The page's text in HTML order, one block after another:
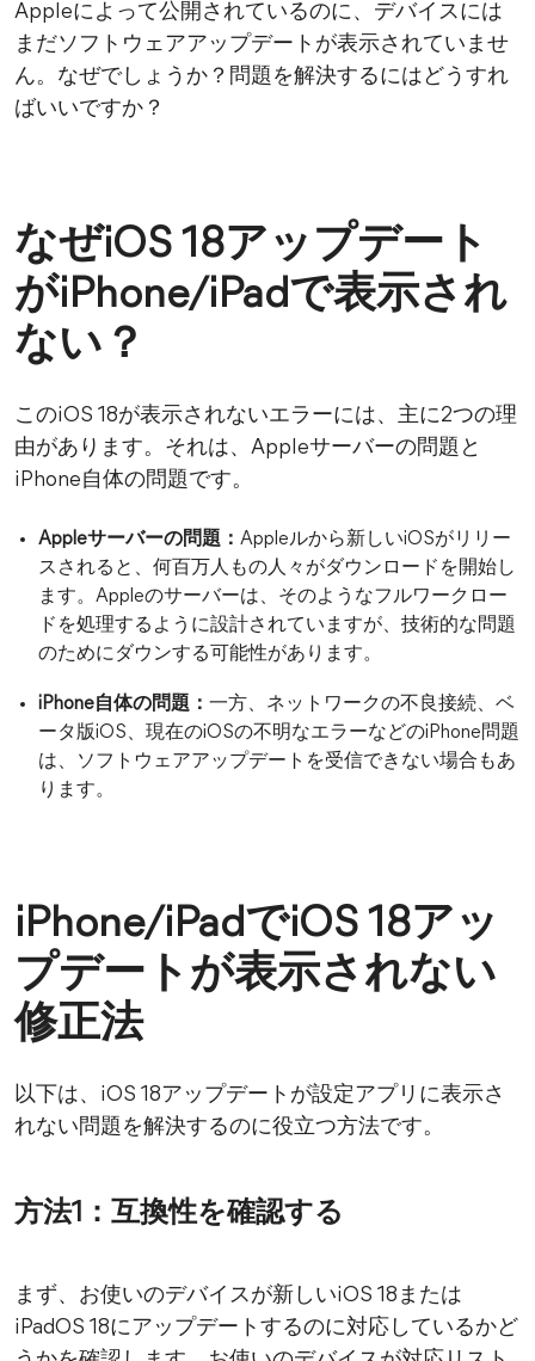
Appleによって公開されているのに、デバイスには
まだソフトウェアアップデートが表示されていませ
ん。なぜでしょうか？問題を解決するにはどうすれ
ばいいですか？
なぜiOS 18アップデート
がiPhone/iPadで表示され
ない？
このiOS 18が表示されないエラーには、主に2つの理
由があります。それは、Appleサーバーの問題と
iPhone自体の問題です。
Appleサーバーの問題： Appleルから新しいiOSがリリー
スされると、何百万人もの人々がダウンロードを開始し
ます。Appleのサーバーは、そのようなフルワークロー
ドを処理するように設計されていますが、技術的な問題
のためにダウンする可能性があります。
iPhone自体の問題： 一方、ネットワークの不良接続、ベ
ータ版iOS、現在のiOSの不明なエラーなどのiPhone問題
は、ソフトウェアアップデートを受信できない場合もあ
ります。
iPhone/iPadでiOS 18アッ
プデートが表示されない
修正法
以下は、iOS 18アップデートが設定アプリに表示さ
れない問題を解決するのに役立つ方法です。
方法1：互換性を確認する
まず、お使いのデバイスが新しいiOS 18または
iPadOS 18にアップデートするのに対応しているかど